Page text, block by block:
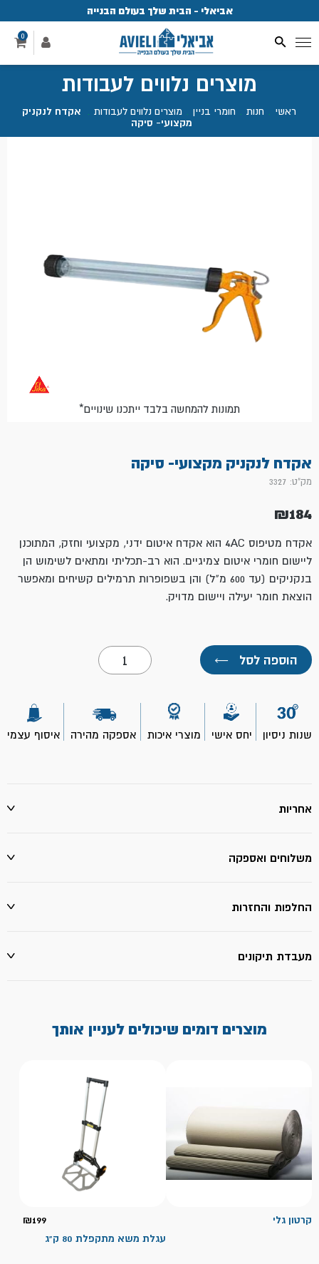
אביאלי - הבית שלך בעולם הבנייה
0
מוצרים נלווים לעבודות
ראשי חנות חומרי בניין מוצרים נלווים לעבודות
אקדח לנקניק
מקצועי- סיקה
אקדח לנקניק מקצועי- סיקה
מק"ט: 3327
₪184
אקדח מטיפוס 4AC הוא אקדח איטום ידני, מקצועי וחזק, המתוכנן
ליישום חומרי איטום צמיגיים. הוא רב-תכליתי ומתאים לשימוש הן
בנקניקים (עד 600 מ"ל) והן בשפופרות תרמילים קשיחים ומאפשר
הוצאת חומר יעילה ויישום מדויק.
הוספה לסל ←
כמות
של
אקדח
מקצועי-
שנות ניסיון
יחס אישי מוצרי איכות אספקה מהירה איסוף עצמי
אחריות
משלוחים ואספקה
החלפות והחזרות
מעבדת תיקונים
*תמונות להמחשה בלבד ייתכנו שינויים
מוצרים דומים שיכולים לעניין אותך
קרטון גלי ₪199
עגלת משא מתקפלת 80 ק"ג